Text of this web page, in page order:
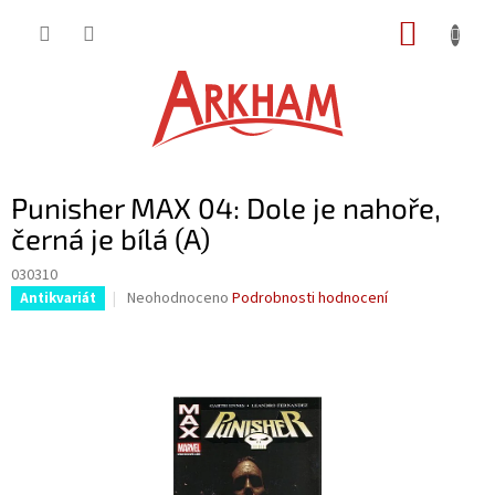
Punisher MAX 04: Dole je nahoře,
černá je bílá (A)
030310
Antikvariát
Průměrné
hvězdiček.
Neohodnoceno Podrobnosti hodnocení